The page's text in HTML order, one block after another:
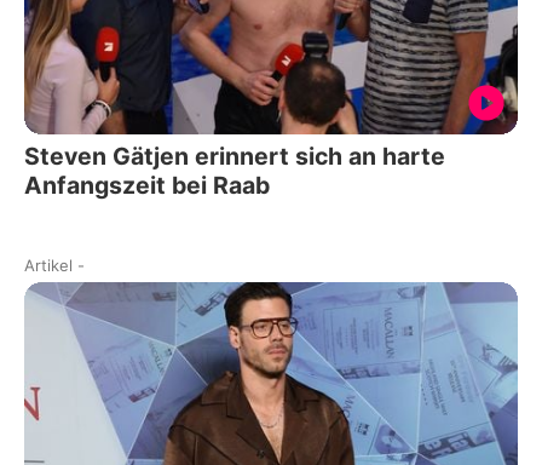
Steven Gätjen erinnert sich an harte
Anfangszeit bei Raab
Artikel -